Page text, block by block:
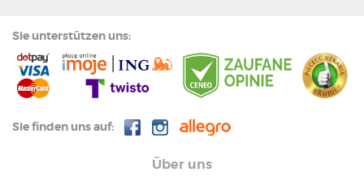
Sie unterstützen uns:
Sie finden uns auf:
Über uns